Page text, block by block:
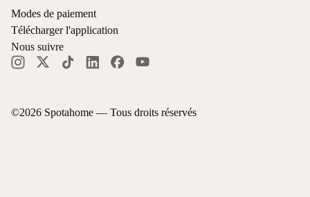
©2026 Spotahome — Tous droits réservés
Modes de paiement
Télécharger l'application
Nous suivre